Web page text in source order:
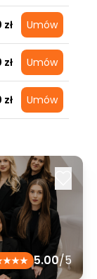
Umów
Umów
Umów
5.00/5